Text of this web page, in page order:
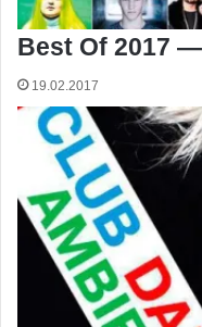
Best Of 2017
19.02.2017